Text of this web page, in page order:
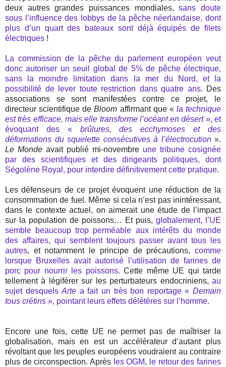
deux autres grandes puissances mondiales,sans doute
sous l’influence des lobbys de la pêche néerlandaise, dont
plus d’un quart des bateaux sont déjà équipés de filets
électriques !
La commission de la pêche du parlement européen veut
donc autoriser un seuil global de 5% de pêche électrique,
sans la moindre limitation dans la mer du Nord, et la
possibilité de lever toute restriction dans quatre ans. Des
associations se sont manifestées contre ce projet, le
directeur scientifique deBloom affirmant que « la technique
est très efficace, mais elle transforme l’océant en désert », et
évoquant des « brûlures, des ecchymoses et des
déformations du squelette consécutives à l’électrocution ».
Le Monde avait publié mi-novembre une tribune cosignée
par des scientifiques et des dirigeants politiques, dont
Ségolène Royal, pour interdire définitivement cette pratique.
Les défenseurs de ce projet évoquent une réduction de la
consommation de fuel. Même si cela n’est pas inintéressant,
dans le contexte actuel, on aimerait une étude de l’impact
sur la population de poissons… Et puis, globalement, l’UE
semble beaucoup trop perméable aux intérêts du monde
des affaires, qui semblent toujours passer avant tous les
autres, et notamment le principe de précautions, comme
lorsque Bruxelles avait autorisé l’utilisation de farines de
porc pour nourrir les poissons. Cette même UE qui tarde
tellement à légiférer sur les perturbateurs endocriniens, au
sujet desquelsArte a fait un très bon reportage «Demain
tous crétins », pointant leurs effets délétères sur l’homme.
Encore une fois, cette UE ne permet pas de maîtriser la
globalisation, mais en est un accélérateur d’autant plus
révoltant que les peuples européens voudraient au contraire
plus de circonspection. Après les OGM, le retour des farines